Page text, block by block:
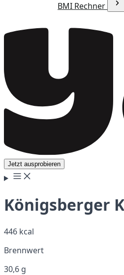
BMI Rechner
Jetzt ausprobieren
Königsberger
446 kcal
Brennwert
30,6 g